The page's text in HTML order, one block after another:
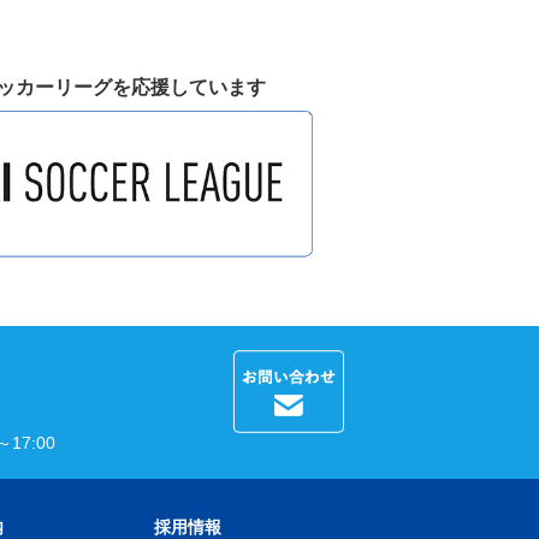
カーリーグを応援しています
17:00
採用情報